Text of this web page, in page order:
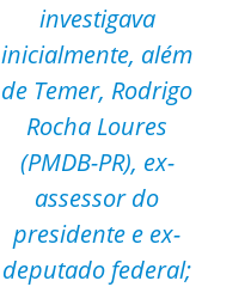
investigava
inicialmente, além
de Temer, Rodrigo
Rocha Loures
(PMDB-PR), ex-
assessor do
presidente e ex-
deputado federal;